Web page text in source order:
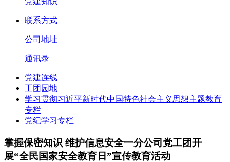
联系方式
公司地址
通讯录
党建连线
工团园地
学习贯彻习近平新时代中国特色社会主义思想主题教育
专栏
党纪学习专栏
掌握保密知识 维护信息安全一分公司党工团开
展“全民国家安全教育日”宣传教育活动